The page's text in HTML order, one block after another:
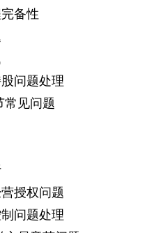
备性
问题处理
常见问题
授权问题
问题处理